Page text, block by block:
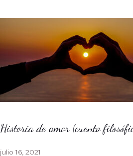
Historia de amor (cuento
julio 16, 2021